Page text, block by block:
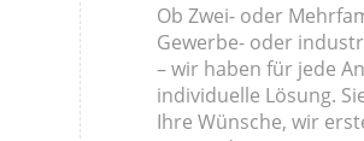
Ob Zwei- oder
Gewerbe- oder
– wir haben für jede
individuelle Lösung.
Ihre Wünsche, wir